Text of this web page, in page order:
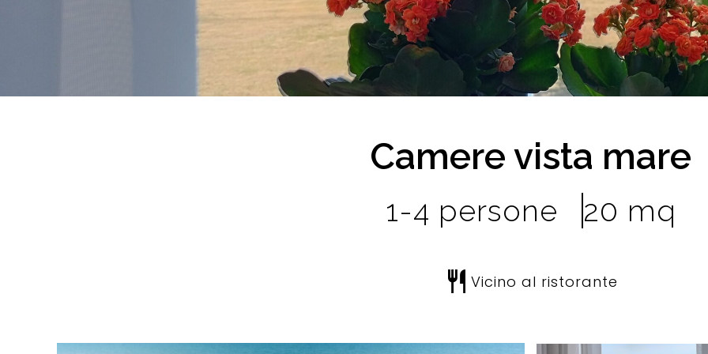
Camere vista mare
1-4 persone 20 mq
restaurantVicino al ristorante